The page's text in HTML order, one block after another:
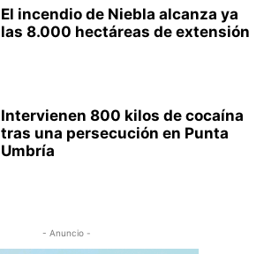
El incendio de Niebla alcanza ya
las 8.000 hectáreas de extensión
Intervienen 800 kilos de cocaína
tras una persecución en Punta
Umbría
- Anuncio -